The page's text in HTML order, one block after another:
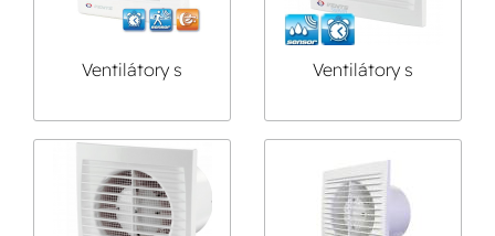
Ventilátory s
Ventilátory s